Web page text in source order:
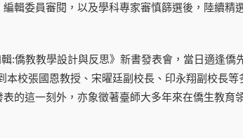
輯委員審閱，以及學科專家審慎篩選後，陸續精
:僑教教學設計與反思》新書發表會，當日適逢僑
校張國恩教授、宋曜廷副校長、印永翔副校長等
的這一刻外，亦象徵著臺師大多年來在僑生教育